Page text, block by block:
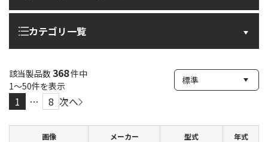
カテゴリ一覧
該当製品数 368件中
1〜50件を表示
1 … 8 次へ
画像 メーカー 型式 年式